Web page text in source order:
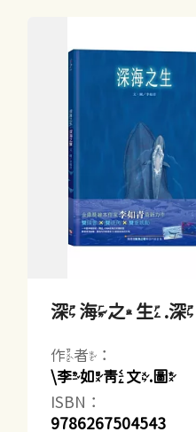
深海之生.
作者：
\李如青文.圖
ISBN：
9786267504543